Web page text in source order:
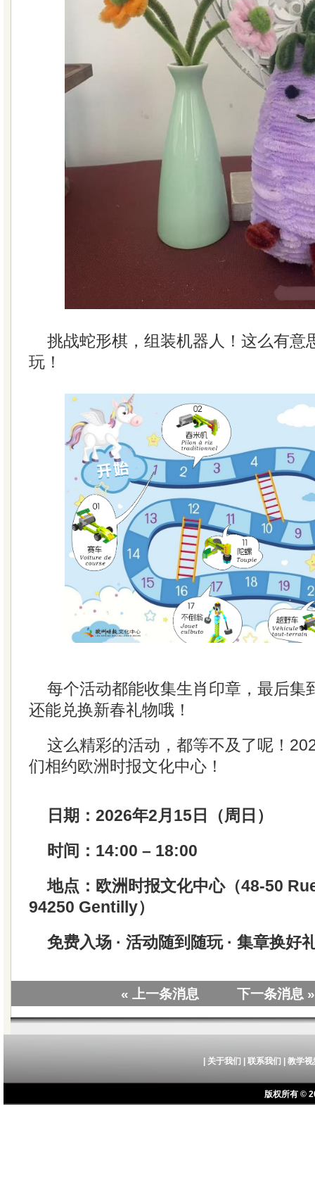
挑战蛇形棋，组装机器人！这么有意
玩！
每个活动都能收集生肖印章，最后集
还能兑换新春礼物哦！
这么精彩的活动，都等不及了呢！
们相约欧洲时报文化中心！
日期：2026年2月15日（周日）
时间：14:00 – 18:00
地点：欧洲时报文化中心（48-50
94250 Gentilly）
免费入场 · 活动随到随玩 · 集章换好
« 上一条消息 下一条消息 »
| 关于我们 | 联系我们 | 教学视
版权所有 ©